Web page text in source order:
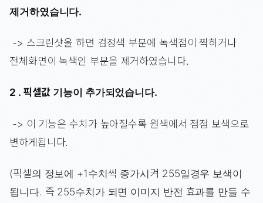
제거하였습니다.
-> 스크린샷을 하면 검정색 부분에 녹색점이 찍히거나
전체화면이 녹색인 부분을 제거하였습니다.
2 . 픽셀값 기능이 추가되었습니다.
-> 이 기능은 수치가 높아질수록 원색에서 점점 보색으로
변하게됩니다.
(픽셀의 정보에 +1수치씩 증가시켜 255일경우 보색이
됩니다. 즉 255수치가 되면 이미지 반전 효과를 만들 수